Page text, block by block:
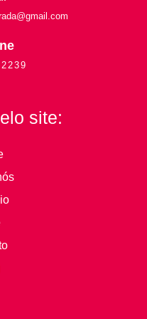
@gmail.com
site: